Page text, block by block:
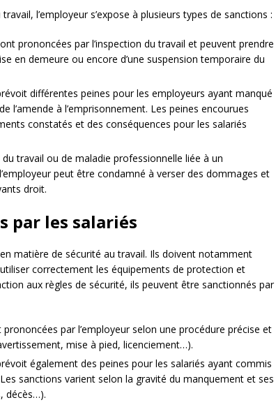
l’employeur s’expose à plusieurs types de sanctions :
prononcées par l’inspection du travail et peuvent prendre
en demeure ou encore d’une suspension temporaire du
différentes peines pour les employeurs ayant manqué
l’amende à l’emprisonnement. Les peines encourues
constatés et des conséquences pour les salariés
du travail ou de maladie professionnelle liée à un
peut être condamné à verser des dommages et
droit.
par les salariés
matière de sécurité au travail. Ils doivent notamment
correctement les équipements de protection et
aux règles de sécurité, ils peuvent être sanctionnés par
prononcées par l’employeur selon une procédure précise et
mise à pied, licenciement…).
également des peines pour les salariés ayant commis
sanctions varient selon la gravité du manquement et ses
décès…).